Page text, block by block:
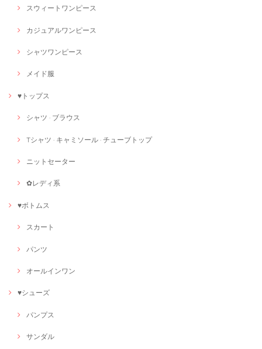
スウィートワンピース
カジュアルワンピース
シャツワンピース
メイド服
♥トップス
シャツ · ブラウス
Tシャツ · キャミソール · チューブトップ
ニットセーター
✿レディ系
♥ボトムス
スカート
パンツ
オールインワン
♥シューズ
パンプス
サンダル